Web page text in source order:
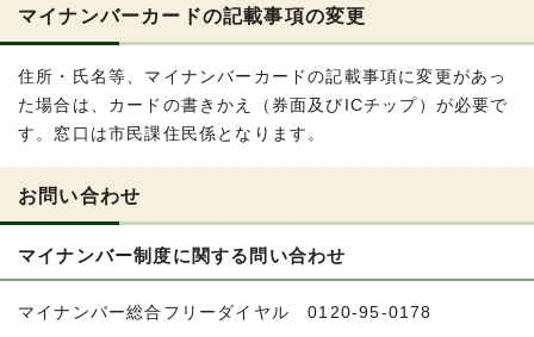
マイナンバーカードの記載事項の変更
住所・氏名等、マイナンバーカードの記載事項に変更があっ
た場合は、カードの書きかえ（券面及びICチップ）が必要で
す。窓口は市民課住民係となります。
お問い合わせ
マイナンバー制度に関する問い合わせ
マイナンバー総合フリーダイヤル 0120-95-0178